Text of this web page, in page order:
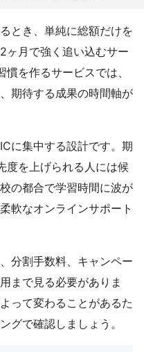
とき、単純に総額だけを
ヶ月で強く追い込むサー
を作るサービスでは、
期待する成果の時間軸が
に集中する設計です。期
度を上げられる人には候
の都合で学習時間に波が
軟なオンラインサポート
分割手数料、キャンペー
まで見る必要がありま
って変わることがあるた
グで確認しましょう。